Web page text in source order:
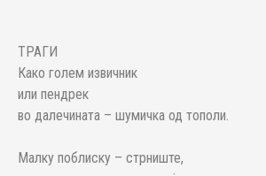
ТРАГИ
Како голем извичник
или пендрек
во далечината – шумичка од тополи.
Малку поблиску – стрниште,